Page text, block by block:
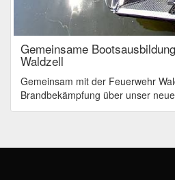
Gemeinsame
Waldzell
Gemeinsam mit der Feuerwehr
Brandbekämpfung über unser